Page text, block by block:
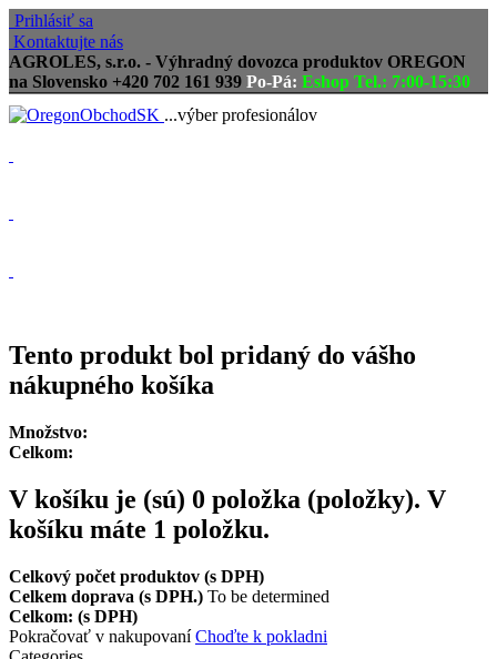
Prihlásiť sa
Kontaktujte nás
AGROLES, s.r.o. - Výhradný dovozca produktov OREGON
na Slovensko +420 702 161 939 Po-Pá: Eshop Tel.: 7:00-15:30
...výber profesionálov
Tento produkt bol pridaný do vášho
nákupného košíka
Množstvo:
Celkom:
V košíku je (sú) 0 položka (položky). V
košíku máte 1 položku.
Celkový počet produktov (s DPH)
Celkem doprava (s DPH.) To be determined
Celkom: (s DPH)
Pokračovať v nakupovaníChoďte k pokladni